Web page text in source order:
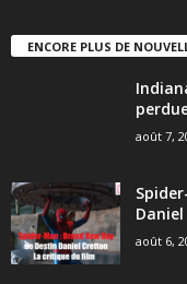
ENCORE PLUS DE
août 7,
août 6,